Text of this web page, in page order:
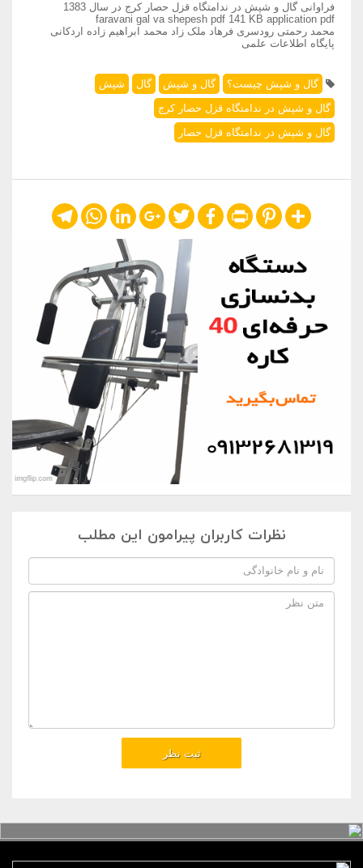
فراوانی گال و شپش در ندامتگاه قزل حصار کرج در سال 1383
faravani gal va shepesh pdf 141 KB application pdf
محمد رحمتی رودسری فرهاد ملک زاد محمد ابراهیم زاده اردکانی
پایگاه اطلاعات علمی
گال و شپش چیست؟ گال و شپش گال
شپش
گال و شپش در ندامتگاه قزل حصار کرج
گال و شپش در ندامتگاه قزل حصار
Share
Pinterest
Print
Facebook
Twitter
Google+
LinkedIn
WhatsApp
Telegram
نظرات کاربران پیرامون این مطلب